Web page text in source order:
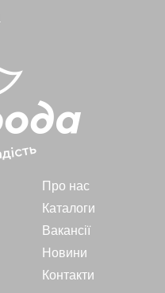
Про нас
Каталоги
Вакансії
Новини
Контакти